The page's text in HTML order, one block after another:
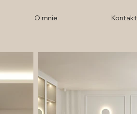
O mnie Kontakt